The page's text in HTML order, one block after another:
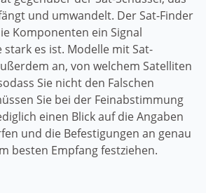
und umwandelt. Der Sat-Finder
Komponenten ein Signal
es ist. Modelle mit Sat-
an, von welchem Satelliten
Sie nicht den Falschen
Sie bei der Feinabstimmung
einen Blick auf die Angaben
und die Befestigungen an genau
besten Empfang festziehen.